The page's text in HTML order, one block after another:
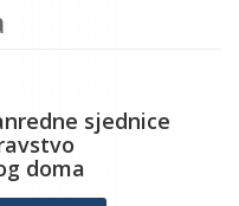
sjednice
doma